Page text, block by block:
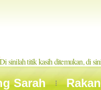
Di sinilah titik kasih ditemukan, di
Sarah